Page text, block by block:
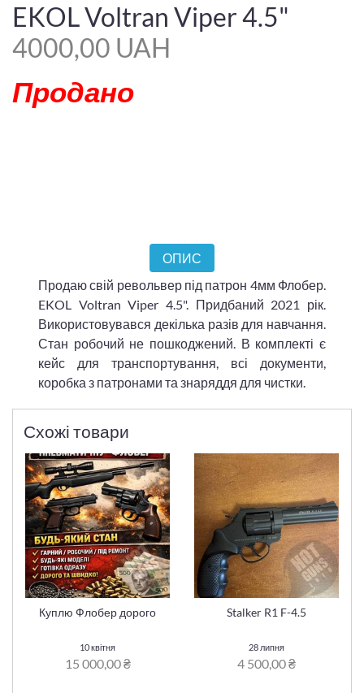
EKOL Voltran Viper 4.5"
4000,00 UAH
Продано
ОПИС
Продаю свій револьвер під патрон 4мм Флобер.
EKOL Voltran Viper 4.5". Придбаний 2021 рік.
Використовувався декілька разів для навчання.
Стан робочий не пошкоджений. В комплекті є
кейс для транспортування, всі документи,
коробка з патронами та знаряддя для чистки.
Схожі товари
Куплю Флобер дорого
10 квітня
15 000,00 ₴
Stalker R1 F-4.5
28 липня
4 500,00 ₴